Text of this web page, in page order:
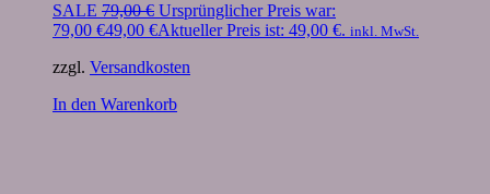
SALE 79,00€ Ursprünglicher Preis war:
79,00 €49,00 €Aktueller Preis ist: 49,00 €. inkl. MwSt.
zzgl. Versandkosten
In den Warenkorb